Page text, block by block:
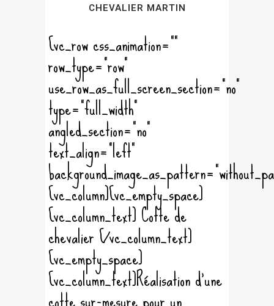
CHEVALIER MARTIN
[vc_row css_animation=""
row_type="row"
use_row_as_full_screen_section="no"
type="full_width"
angled_section="no"
text_align="left"
[vc_column][vc_empty_space]
[vc_column_text] Cotte de
chevalier [/vc_column_text]
[vc_empty_space]
[vc_column_text]Réalisation d'une